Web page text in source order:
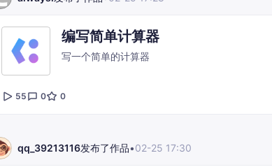
编写简单计算器
写一个简单的计算器
55 0 0
qq_39213116发布了作品•02-25 17:30